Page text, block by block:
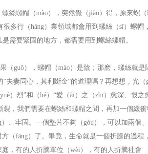
絲螺帽（mào），突然覺（jiào）得，原來螺
多行（háng）業領域都會用到螺絲（sī）螺帽
需要緊固的地方，都需要用到螺絲螺帽。
（guǒ），螺帽（mào）是陰；那麽，螺絲就是
妻同心，其利斷金”的道理嗎？再想想，光（
）烈”和（hé）“愛（ài）之（zhī）愈深、恨之
，我們需要在螺絲和螺帽之間，再加一個緩
、牢固。一個墊片不夠（gòu），可以加兩個、
（fāng）了。畢竟，生命就是一個折騰的過程
，有的人折騰單位（wèi），有的人折騰社會